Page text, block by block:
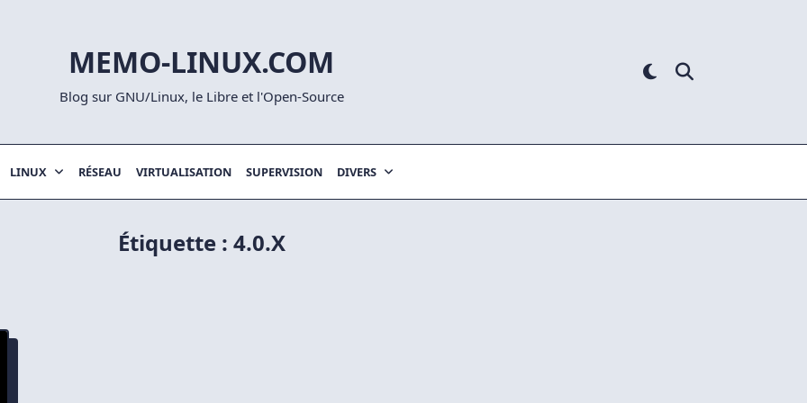
MEMO-LINUX.COM
Blog sur GNU/Linux, le Libre et l'Open-Source
LINUX RÉSEAU VIRTUALISATION SUPERVISION DIVERS
Étiquette : 4.0.x